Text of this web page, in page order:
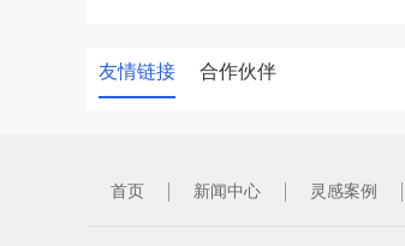
友情链接 合作伙伴
首页 新闻中心 灵感案例